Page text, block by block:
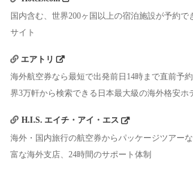
国内含む、世界200ヶ国以上の宿泊施設が予約
サイト
エアトリ
海外航空券なら最短で出発前日14時まで直前予
界3万軒から検索できる日本最大級の海外格安ホ
H.I.S. エイチ・アイ・エス
海外・国内旅行の航空券からパッケージツアー
富な海外支店、24時間のサポート体制